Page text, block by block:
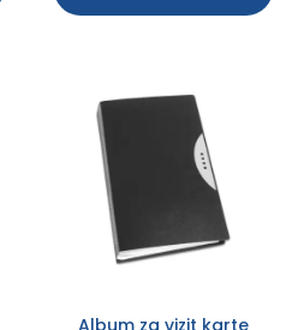
Album za vizit karte